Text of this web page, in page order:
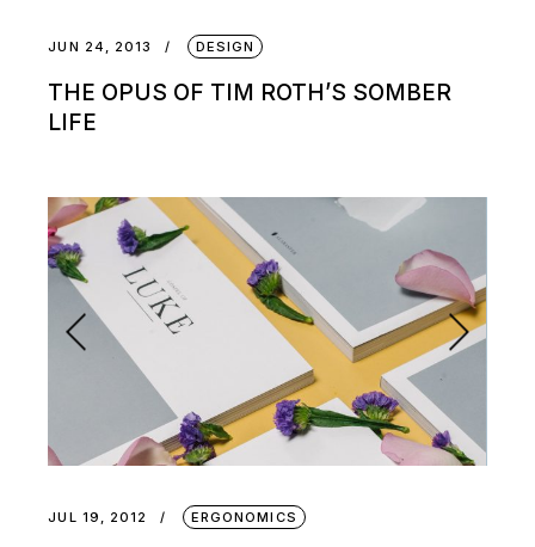
JUN 24, 2013 DESIGN
THE OPUS OF TIM ROTH’S SOMBER
LIFE
JUL 19, 2012 ERGONOMICS